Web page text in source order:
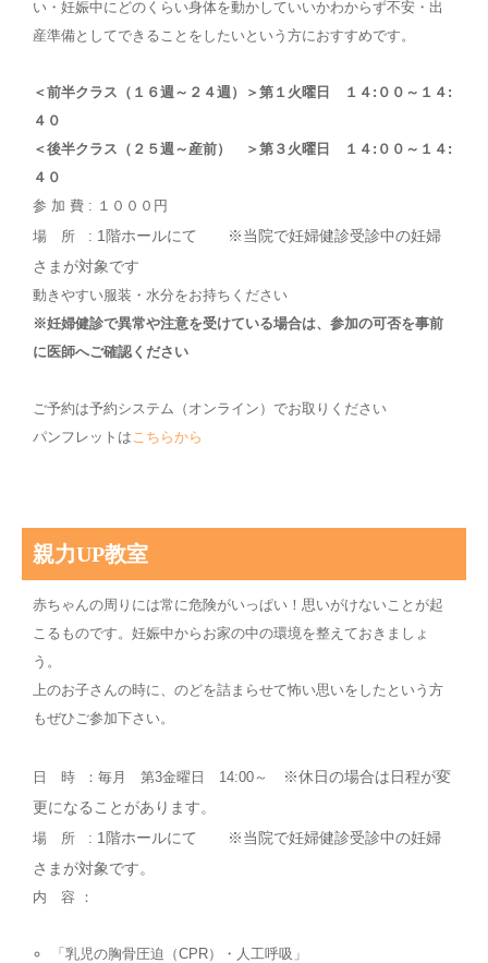
い・妊娠中にどのくらい身体を動かしていいかわからず不安・出
産準備としてできることをしたいという方におすすめです。
＜前半クラス（１６週～２４週）＞第１火曜日 １４:００～１４:
４０
＜後半クラス（２５週～産前） ＞第３火曜日 １４:００～１４:
４０
参 加 費 : １０００円
場 所 : 1階ホールにて ※当院で妊婦健診受診中の妊婦
さまが対象です
動きやすい服装・水分をお持ちください
※妊婦健診で異常や注意を受けている場合は、参加の可否を事前
に医師へご確認ください
ご予約は予約システム（オンライン）でお取りください
パンフレットはこちらから
親力UP教室
赤ちゃんの周りには常に危険がいっぱい！思いがけないことが起
こるものです。妊娠中からお家の中の環境を整えておきましょ
う。
上のお子さんの時に、のどを詰まらせて怖い思いをしたという方
もぜひご参加下さい。
日 時 ：毎月 第3金曜日 14:00～
※休日の場合は日程が変
更になることがあります。
場 所 : 1階ホールにて ※当院で妊婦健診受診中の妊婦
さまが対象です。
内 容 ：
「乳児の胸骨圧迫（CPR）・人工呼吸」